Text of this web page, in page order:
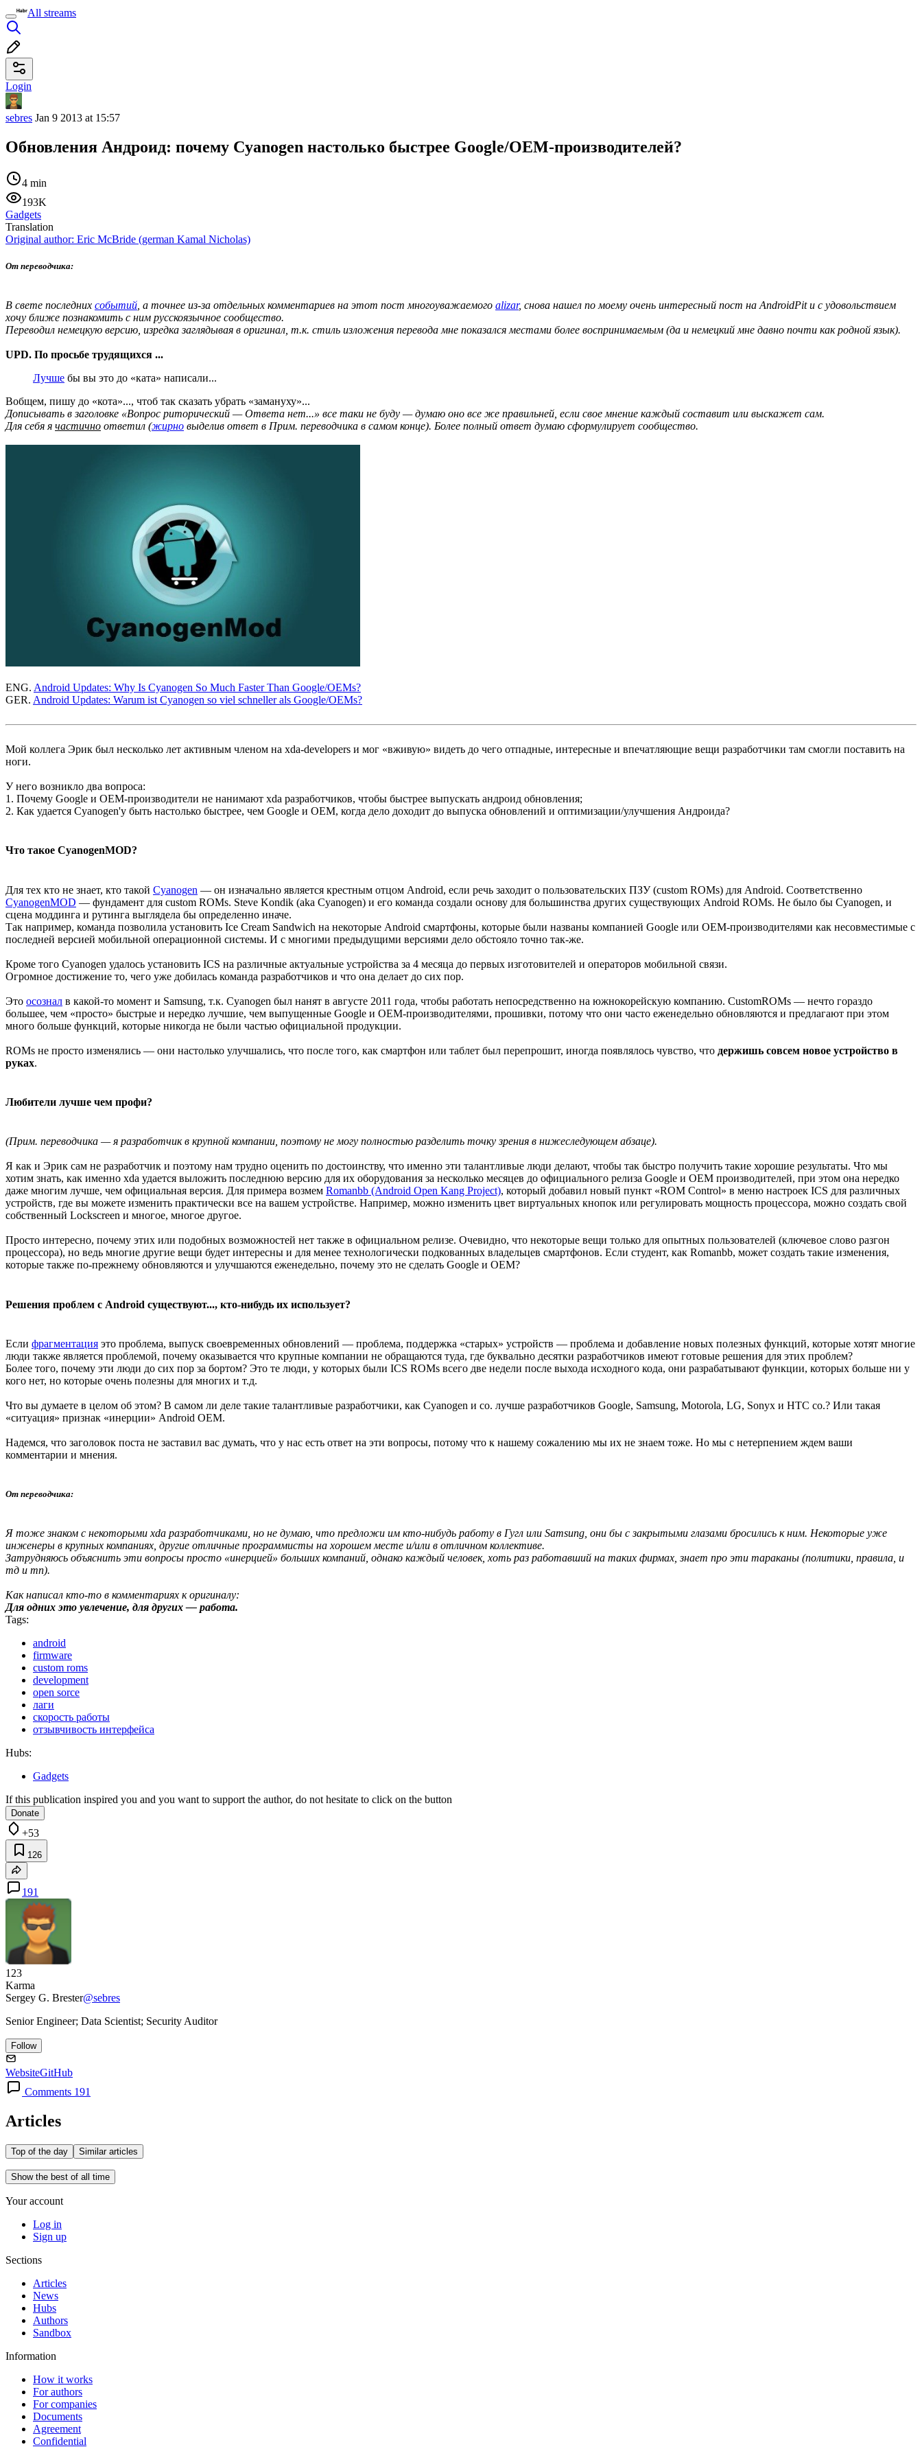
All streams
Login
sebres Jan 9 2013 at 15:57
Обновления Андроид: почему Cyanogen настолько быстрее Google/OEM-производителей?
4 min
193K
Gadgets
Translation
Original author: Eric McBride (german Kamal Nicholas)
От переводчика:
В свете последних событий , а точнее из-за отдельных комментариев на этот пост многоуважаемого alizar, снова нашел по моему очень интересный пост на AndroidPit и с удовольствием
хочу ближе познакомить с ним русскоязычное сообщество.
Переводил немецкую версию, изредка заглядывая в оригинал, т.к. стиль изложения перевода мне показался местами более воспринимаемым (да и немецкий мне давно почти как родной язык).
UPD. По просьбе трудящихся ...
Лучше бы вы это до «ката» написали...
Вобщем, пишу до «кота»..., чтоб так сказать убрать «замануху»...
Дописывать в заголовке «Вопрос риторический — Ответа нет...» все таки не буду — думаю оно все же правильней, если свое мнение каждый составит или выскажет сам.
Для себя я частично ответил (жирно выделив ответ в Прим. переводчика в самом конце). Более полный ответ думаю сформулирует сообщество.
ENG. Android Updates: Why Is Cyanogen So Much Faster Than Google/OEMs?
GER. Android Updates: Warum ist Cyanogen so viel schneller als Google/OEMs?
Мой коллега Эрик был несколько лет активным членом на xda-developers и мог «вживую» видеть до чего отпадные, интересные и впечатляющие вещи разработчики там смогли поставить на
ноги.
У него возникло два вопроса:
1. Почему Google и OEM-производители не нанимают xda разработчиков, чтобы быстрее выпускать андроид обновления;
2. Как удается Cyanogen'у быть настолько быстрее, чем Google и OEM, когда дело доходит до выпуска обновлений и оптимизации/улучшения Андроида?
Что такое CyanogenMOD?
Для тех кто не знает, кто такой Cyanogen — он изначально является крестным отцом Android, если речь заходит о пользовательских ПЗУ (custom ROMs) для Android. Соответственно
CyanogenMOD — фундамент для custom ROMs. Steve Kondik (aka Cyanogen) и его команда создали основу для большинства других существующих Android ROMs. Не было бы Cyanogen, и
сцена моддинга и рутинга выглядела бы определенно иначе.
Так например, команда позволила установить Ice Cream Sandwich на некоторые Android смартфоны, которые были названы компанией Google или OEM-производителями как несовместимые с
последней версией мобильной операционной системы. И с многими предыдущими версиями дело обстояло точно так-же.
Кроме того Cyanogen удалось установить ICS на различные актуальные устройства за 4 месяца до первых изготовителей и операторов мобильной связи.
Огромное достижение то, чего уже добилась команда разработчиков и что она делает до сих пор.
Это осознал в какой-то момент и Samsung, т.к. Cyanogen был нанят в августе 2011 года, чтобы работать непосредственно на южнокорейскую компанию. CustomROMs — нечто гораздо
большее, чем «просто» быстрые и нередко лучшие, чем выпущенные Google и OEM-производителями, прошивки, потому что они часто еженедельно обновляются и предлагают при этом
много больше функций, которые никогда не были частью официальной продукции.
ROMs не просто изменялись — они настолько улучшались, что после того, как смартфон или таблет был перепрошит, иногда появлялось чувство, что держишь совсем новое устройство в
руках.
Любители лучше чем профи?
(Прим. переводчика — я разработчик в крупной компании, поэтому не могу полностью разделить точку зрения в нижеследующем абзаце).
Я как и Эрик сам не разработчик и поэтому нам трудно оценить по достоинству, что именно эти талантливые люди делают, чтобы так быстро получить такие хорошие результаты. Что мы
хотим знать, как именно xda удается выложить последнюю версию для их оборудования за несколько месяцев до официального релиза Google и OEM производителей, при этом она нередко
даже многим лучше, чем официальная версия. Для примера возмем Romanbb (Android Open Kang Project), который добавил новый пункт «ROM Control» в меню настроек ICS для различных
устройств, где вы можете изменить практически все на вашем устройстве. Например, можно изменить цвет виртуальных кнопок или регулировать мощность процессора, можно создать свой
собственный Lockscreen и многое, многое другое.
Просто интересно, почему этих или подобных возможностей нет также в официальном релизе. Очевидно, что некоторые вещи только для опытных пользователей (ключевое слово разгон
процессора), но ведь многие другие вещи будет интересны и для менее технологически подкованных владельцев смартфонов. Если студент, как Romanbb, может создать такие изменения,
которые также по-прежнему обновляются и улучшаются еженедельно, почему это не сделать Google и OEM?
Решения проблем с Android существуют..., кто-нибудь их использует?
Если фрагментация это проблема, выпуск своевременных обновлений — проблема, поддержка «старых» устройств — проблема и добавление новых полезных функций, которые хотят многие
люди также является проблемой, почему оказывается что крупные компании не обращаются туда, где буквально десятки разработчиков имеют готовые решения для этих проблем?
Более того, почему эти люди до сих пор за бортом? Это те люди, у которых были ICS ROMs всего две недели после выхода исходного кода, они разрабатывают функции, которых больше ни у
кого нет, но которые очень полезны для многих и т.д.
Что вы думаете в целом об этом? В самом ли деле такие талантливые разработчики, как Cyanogen и co. лучше разработчиков Google, Samsung, Motorola, LG, Sonyx и HTC co.? Или такая
«ситуация» признак «инерции» Android OEM.
Надемся, что заголовок поста не заставил вас думать, что у нас есть ответ на эти вопросы, потому что к нашему сожалению мы их не знаем тоже. Но мы с нетерпением ждем ваши
комментарии и мнения.
От переводчика:
Я тоже знаком с некоторыми xda разработчиками, но не думаю, что предложи им кто-нибудь работу в Гугл или Samsung, они бы с закрытыми глазами бросились к ним. Некоторые уже
инженеры в крупных компаниях, другие отличные программисты на хорошем месте и/или в отличном коллективе.
Затрудняюсь объяснить эти вопросы просто «инерцией» больших компаний, однако каждый человек, хоть раз работавший на таких фирмах, знает про эти тараканы (политики, правила, и
тд и тп).
Как написал кто-то в комментариях к оригиналу:
Для одних это увлечение, для других — работа.
Tags:
android
firmware
custom roms
development
open sorce
лаги
скорость работы
отзывчивость интерфейса
Hubs:
Gadgets
If this publication inspired you and you want to support the author, do not hesitate to click on the button
Donate
+53
126
191
123
Karma
Sergey G. Brester@sebres
Senior Engineer; Data Scientist; Security Auditor
Follow
WebsiteGitHub
Comments 191
Articles
Top of the day Similar articles
Show the best of all time
Your account
Log in
Sign up
Sections
Articles
News
Hubs
Authors
Sandbox
Information
How it works
For authors
For companies
Documents
Agreement
Confidential